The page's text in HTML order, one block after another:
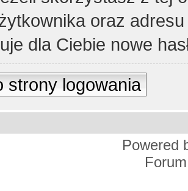
oraz
dla Ciebie nowe
strony logowania
Powered